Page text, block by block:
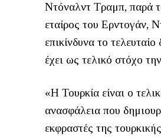
Ντόναλντ Τραμπ, παρά
εταίρος του Ερντογάν,
επικίνδυνα το
έχει ως τελικό στόχο
«Η Τουρκία είναι ο
ανασφάλεια που
εκφραστές της